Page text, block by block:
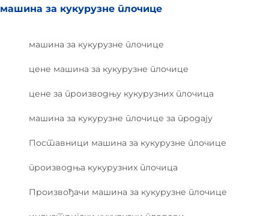
машина за кукурузне плочице
машина за кукурузне плочице
цене машина за кукурузне плочице
цене за производњу кукурузних плочица
машина за кукурузне плочице за продају
Поставници машина за кукурузне плочице
производња кукурузних плочица
Произвођачи машина за кукурузне плочице